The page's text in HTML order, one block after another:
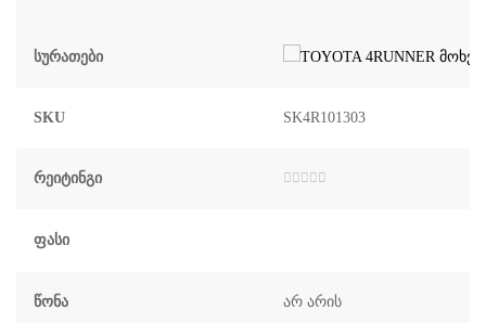
Სურათები
SKU SK4R101303
Რეიტინგი
Ფასი
Წონა არ არის